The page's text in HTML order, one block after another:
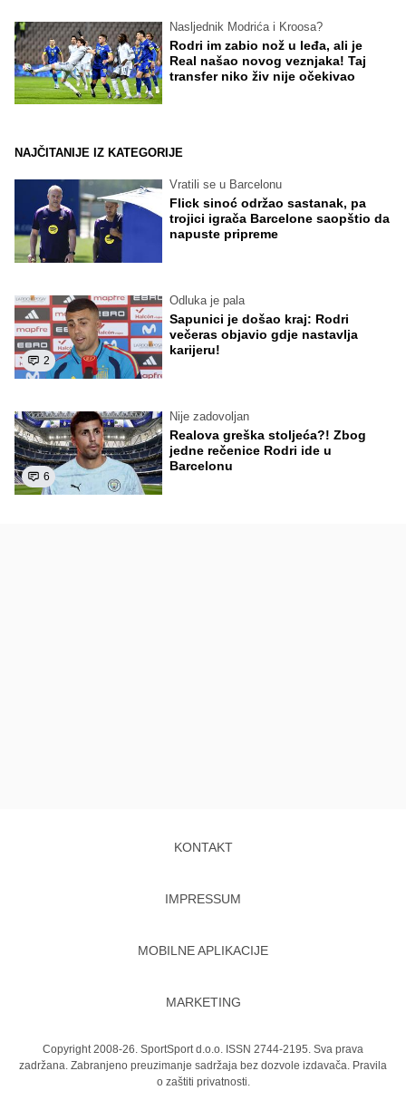
Nasljednik Modrića i Kroosa?
Rodri im zabio nož u leđa, ali je
Real našao novog veznjaka! Taj
transfer niko živ nije očekivao
NAJČITANIJE IZ KATEGORIJE
Vratili se u Barcelonu
Flick sinoć održao sastanak, pa
trojici igrača Barcelone saopštio da
napuste pripreme
2
Odluka je pala
Sapunici je došao kraj: Rodri
večeras objavio gdje nastavlja
karijeru!
6
Nije zadovoljan
Realova greška stoljeća?! Zbog
jedne rečenice Rodri ide u
Barcelonu
KONTAKT
IMPRESSUM
MOBILNE APLIKACIJE
MARKETING
Copyright 2008-26. SportSport d.o.o. ISSN 2744-2195. Sva prava
zadržana. Zabranjeno preuzimanje sadržaja bez dozvole izdavača. Pravila
o zaštiti privatnosti.